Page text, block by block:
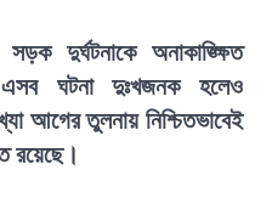
দুর্ঘটনাকে অনাকাঙ্ক্ষিত
ঘটনা দুঃখজনক হলেও
আগের তুলনায় নিশ্চিতভাবেই
রয়েছে।